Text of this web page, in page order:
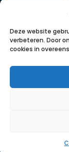
Deze website
verbeteren. Door
cookies in
inzet van